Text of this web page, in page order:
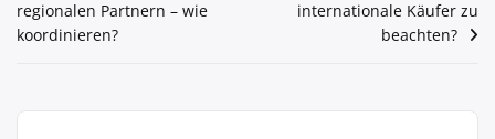
regionalen Partnern – wie
koordinieren?
internationale Käufer zu
beachten?